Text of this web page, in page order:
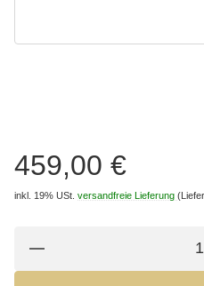
459,00 €
inkl. 19% USt. versandfreie Lieferung